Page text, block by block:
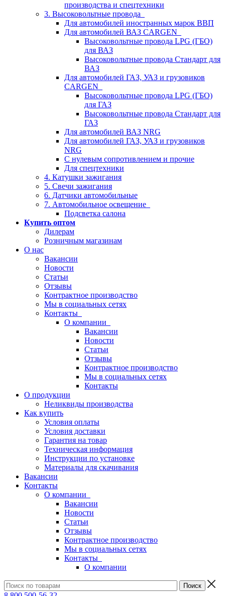
производства и спецтехники
3. Высоковольтные провода
Для автомобилей иностранных марок ВВП
Для автомобилей ВАЗ CARGEN
Высоковольтные провода LPG (ГБО)
для ВАЗ
Высоковольтные провода Стандарт для
ВАЗ
Для автомобилей ГАЗ, УАЗ и грузовиков
CARGEN
Высоковольтные провода LPG (ГБО)
для ГАЗ
Высоковольтные провода Стандарт для
ГАЗ
Для автомобилей ВАЗ NRG
Для автомобилей ГАЗ, УАЗ и грузовиков
NRG
С нулевым сопротивлением и прочие
Для спецтехники
4. Катушки зажигания
5. Свечи зажигания
6. Датчики автомобильные
7. Автомобильное освещение
Подсветка салона
Купить оптом
Дилерам
Розничным магазинам
О нас
Вакансии
Новости
Статьи
Отзывы
Контрактное производство
Мы в социальных сетях
Контакты
О компании
Вакансии
Новости
Статьи
Отзывы
Контрактное производство
Мы в социальных сетях
Контакты
О продукции
Неликвиды производства
Как купить
Условия оплаты
Условия доставки
Гарантия на товар
Техническая информация
Инструкции по установке
Материалы для скачивания
Вакансии
Контакты
О компании
Вакансии
Новости
Статьи
Отзывы
Контрактное производство
Мы в социальных сетях
Контакты
О компании